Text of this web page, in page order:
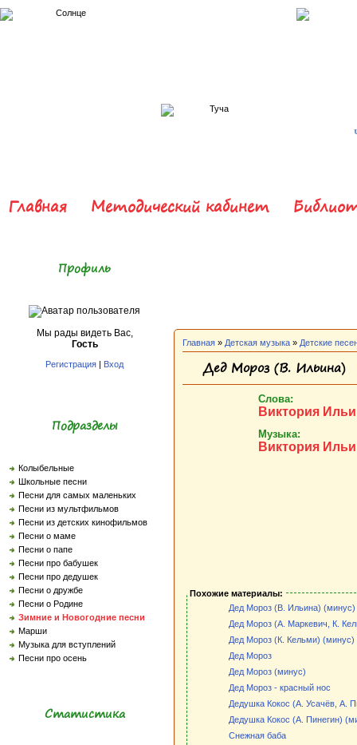
Главная Методический кабинет
Профиль
Мы рады видеть Вас,
Гость
Регистрация | Вход
Подразделы
Колыбельные
Школьные песни
Песни для самых маленьких
Песни из мультфильмов
Песни из детских кинофильмов
Песни о маме
Песни о папе
Песни про бабушек
Песни про дедушек
Песни о дружбе
Песни о Родине
Зимние и Новогодние песни
Марши
Музыка для вступлений
Песни про осень
Статистика
Главная » Детская музыка » Детские
Дед Мороз (В. Ильина)
Слова:
Виктория
Музыка:
Виктория
Похожие материалы:
Дед Мороз (В. Ильина) (минус)
Дед Мороз (А. Маркевич, К.
Дед Мороз (К. Кельми) (минус)
Дед Мороз
Дед Мороз (минус)
Дед Мороз - красный нос
Дедушка Кокос (А. Усачёв, А.
Дедушка Кокос (А. Пинегин)
Снежная баба